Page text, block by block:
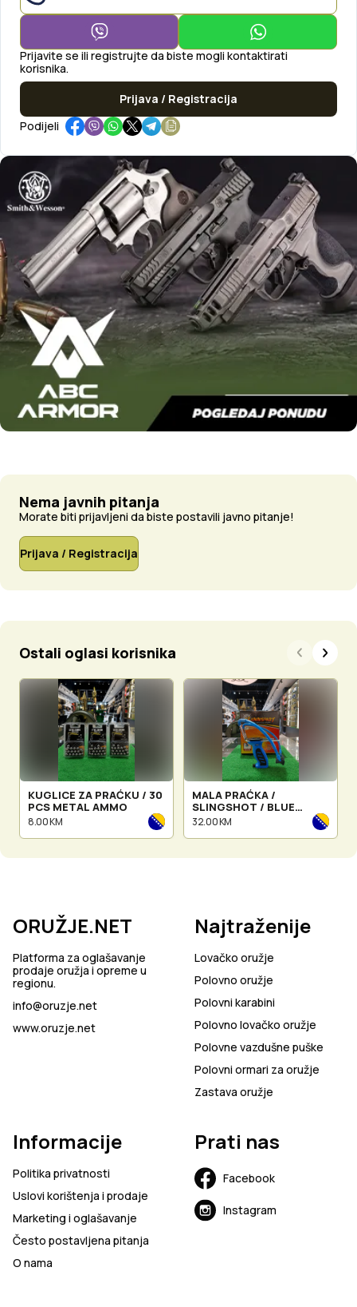
Prijavite se ili registrujte da biste mogli kontaktirati
korisnika.
Prijava / Registracija
Podijeli
Nema javnih pitanja
Morate biti prijavljeni da biste postavili javno pitanje!
Prijava / Registracija
Ostali oglasi korisnika
KUGLICE ZA PRAĆKU / 30
PCS METAL AMMO
8.00 KM
MALA PRAĆKA /
SLINGSHOT / BLUE
HANDLE & BLUE RUBBER
32.00 KM
ORUŽJE.NET
Platforma za oglašavanje
prodaje oružja i opreme u
regionu.
info@oruzje.net
www.oruzje.net
Najtraženije
Lovačko oružje
Polovno oružje
Polovni karabini
Polovno lovačko oružje
Polovne vazdušne puške
Polovni ormari za oružje
Zastava oružje
Informacije
Politika privatnosti
Uslovi korištenja i prodaje
Marketing i oglašavanje
Često postavljena pitanja
O nama
Prati nas
Facebook
Instagram